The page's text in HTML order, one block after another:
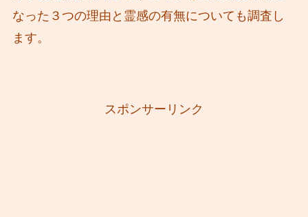
なった３つの理由と霊感の有無についても調査し
ます。
スポンサーリンク